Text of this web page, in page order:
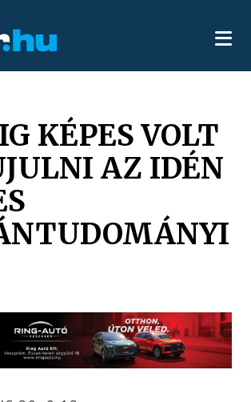
KÉPES VOLT
AZ IDÉN